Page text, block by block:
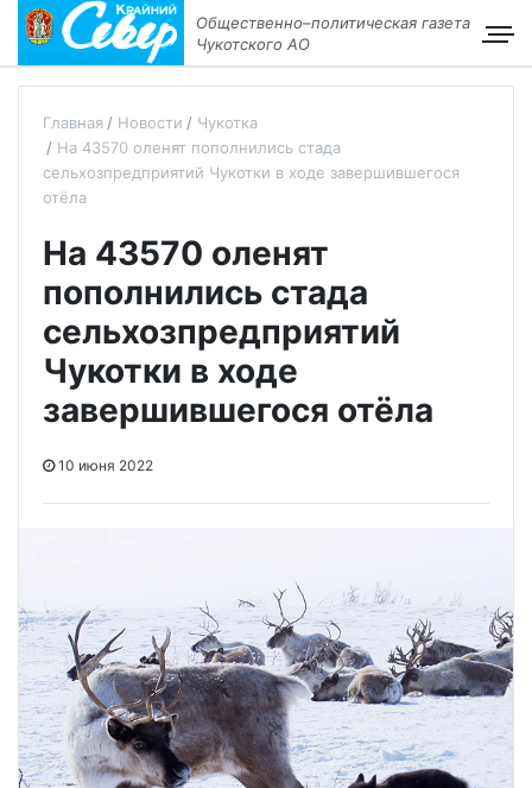
Общественно–политическая газета
Чукотского АО
Главная Новости
Чукотка
На 43570 оленят пополнились стада
сельхозпредприятий Чукотки в ходе завершившегося
отёла
На 43570 оленят
пополнились стада
сельхозпредприятий
Чукотки в ходе
завершившегося отёла
10 июня 2022